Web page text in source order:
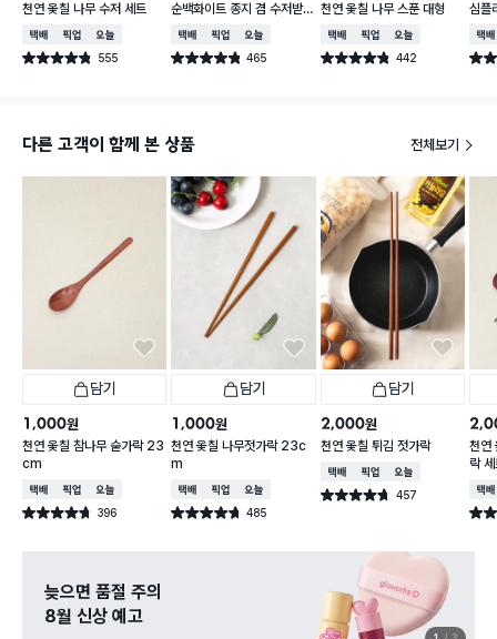
천연 옻칠 나무 수저 세트
택배배송매장픽업오늘배송
별점 4.8점 555
건 작성
순백화이트 종지 겸 수저받
침
택배배송매장픽업오늘배송
별점 4.8점 465
건 작성
천연 옻칠 나무 스푼 대형
택배배송매장픽업오늘배송
별점 4.8점 442
건 작성
심플
택배
별점
다른 고객이 함께 본 상품 전체보기
담기
1,000원
천연 옻칠 참나무 숟가락 23
cm
택배배송매장픽업오늘배송
별점 4.7점 396
건 작성
담기
1,000원
천연 옻칠 나무젓가락 23c
m
택배배송매장픽업오늘배송
별점 4.7점 485
건 작성
담기
2,000원
천연 옻칠 튀김 젓가락
택배배송매장픽업오늘배송
별점 4.7점 457
건 작성
천연
락
택배
별점
늦으면 품절 주의
8월 신상 예고